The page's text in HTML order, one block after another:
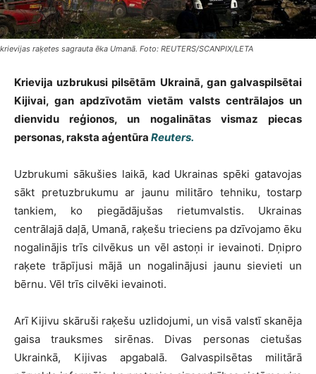
krievijas raķetes sagrauta ēka Umanā. Foto: REUTERS/SCANPIX/LETA
Krievija uzbrukusi pilsētām Ukrainā, gan galvaspilsētai
Kijivai, gan apdzīvotām vietām valsts centrālajos un
dienvidu reģionos, un nogalinātas vismaz piecas
personas, raksta aģentūra Reuters.
Uzbrukumi sākušies laikā, kad Ukrainas spēki gatavojas
sākt pretuzbrukumu ar jaunu militāro tehniku, tostarp
tankiem, ko piegādājušas rietumvalstis. Ukrainas
centrālajā daļā, Umanā, raķešu trieciens pa dzīvojamo ēku
nogalinājis trīs cilvēkus un vēl astoņi ir ievainoti. Dņipro
raķete trāpījusi mājā un nogalinājusi jaunu sievieti un
bērnu. Vēl trīs cilvēki ievainoti.
Arī Kijivu skāruši raķešu uzlidojumi, un visā valstī skanēja
gaisa trauksmes sirēnas. Divas personas cietušas
Ukrainkā, Kijivas apgabalā. Galvaspilsētas militārā